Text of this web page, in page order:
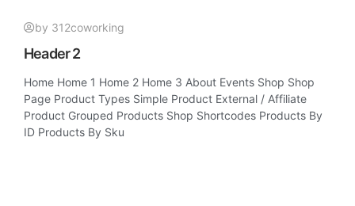
by 312coworking
Header 2
Home Home 1 Home 2 Home 3 About Events Shop Shop
Page Product Types Simple Product External / Affiliate
Product Grouped Products Shop Shortcodes Products By
ID Products By Sku